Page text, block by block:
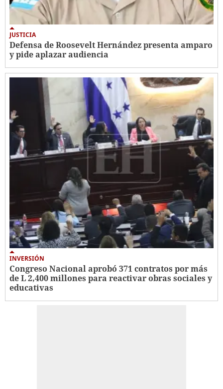
JUSTICIA
Defensa de Roosevelt Hernández presenta amparo
y pide aplazar audiencia
INVERSIÓN
Congreso Nacional aprobó 371 contratos por más
de L 2,400 millones para reactivar obras sociales y
educativas